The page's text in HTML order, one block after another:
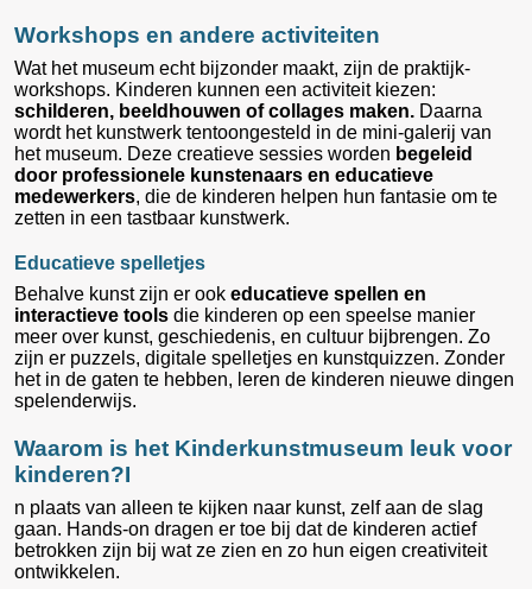
Workshops en andere activiteiten
Wat het museum echt bijzonder maakt, zijn de praktijk-
workshops. Kinderen kunnen een activiteit kiezen:
schilderen, beeldhouwen of collages maken. Daarna
wordt het kunstwerk tentoongesteld in de mini-galerij van
het museum. Deze creatieve sessies worden begeleid
door professionele kunstenaars en educatieve
medewerkers, die de kinderen helpen hun fantasie om te
zetten in een tastbaar kunstwerk.
Educatieve spelletjes
Behalve kunst zijn er ook educatieve spellen en
interactieve tools die kinderen op een speelse manier
meer over kunst, geschiedenis, en cultuur bijbrengen. Zo
zijn er puzzels, digitale spelletjes en kunstquizzen. Zonder
het in de gaten te hebben, leren de kinderen nieuwe dingen
spelenderwijs.
Waarom is het Kinderkunstmuseum leuk voor
kinderen?I
n plaats van alleen te kijken naar kunst, zelf aan de slag
gaan. Hands-on dragen er toe bij dat de kinderen actief
betrokken zijn bij wat ze zien en zo hun eigen creativiteit
ontwikkelen.